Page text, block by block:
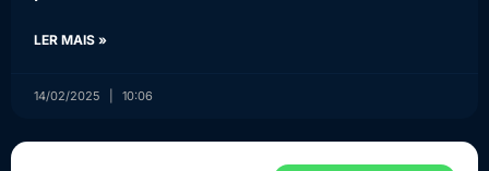
LER MAIS »
14/02/2025 10:06